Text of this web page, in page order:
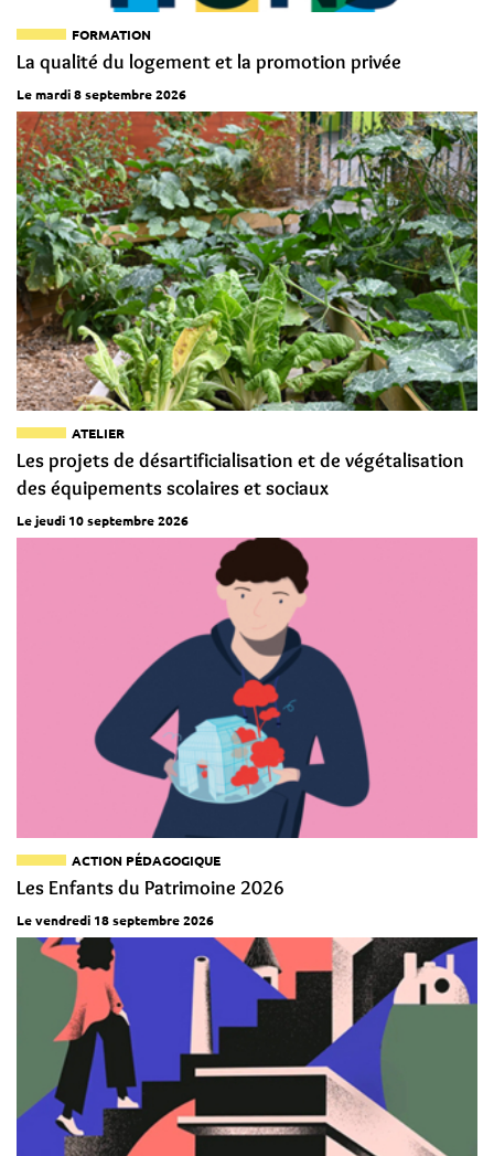
FORMATION
La qualité du logement et la promotion privée
Le mardi 8 septembre 2026
ATELIER
Les projets de désartificialisation et de végétalisation
des équipements scolaires et sociaux
Le jeudi 10 septembre 2026
ACTION PÉDAGOGIQUE
Les Enfants du Patrimoine 2026
Le vendredi 18 septembre 2026